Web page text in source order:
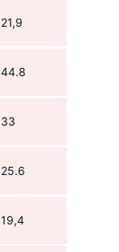
21,9
44.8
33
25.6
19,4